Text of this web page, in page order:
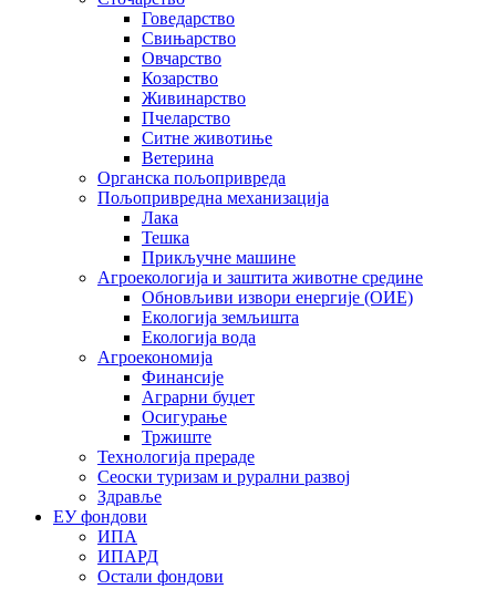
Говедарство
Свињарство
Овчарство
Козарство
Живинарство
Пчеларство
Ситне животиње
Ветерина
Органска пољопривреда
Пољопривредна механизација
Лака
Тешка
Прикључне машине
Агроекологија и заштита животне средине
Обновљиви извори енергије (ОИЕ)
Екологија земљишта
Екологија вода
Агроекономија
Финансије
Аграрни буџет
Осигурање
Тржиште
Технологија прераде
Сеоски туризам и рурални развој
Здравље
ЕУ фондови
ИПА
ИПАРД
Остали фондови